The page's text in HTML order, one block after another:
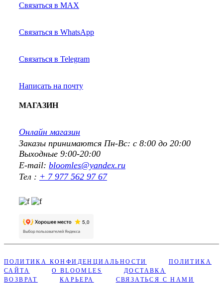
Связаться в MAX
Связаться в WhatsApp
Связаться в Telegram
Написать на почту
МАГАЗИН
Онлайн магазин
Заказы принимаются Пн-Вс: с 8:00 до 20:00
Выходные 9:00-20:00
E-mail: bloomles@yandex.ru
Тел : + 7 977 562 97 67
ПОЛИТИКА КОНФИДЕНЦИАЛЬНОСТИ
ПОЛИТИКА
САЙТА
О BLOOMLES
ДОСТАВКА
ВОЗВРАТ
КАРЬЕРА СВЯЗАТЬСЯ С НАМИ